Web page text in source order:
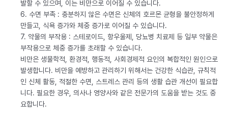
발할 수 있으며, 이는 비만으로 이어질 수 있습니다.
6. 수면 부족 : 충분하지 않은 수면은 신체의 호르몬 균형을 불안정하게
만들고, 식욕 증가와 체중 증가로 이어질 수 있습니다.
7. 약물의 부작용 : 스테로이드, 항우울제, 당뇨병 치료제 등 일부 약물은
부작용으로 체중 증가를 초래할 수 있습니다.
비만은 생물학적, 환경적, 행동적, 사회경제적 요인의 복합적인 원인으로
발생합니다. 비만을 예방하고 관리하기 위해서는 건강한 식습관, 규칙적
인 신체 활동, 적절한 수면, 스트레스 관리 등의 생활 습관 개선이 필요합
니다. 필요한 경우, 의사나 영양사와 같은 전문가의 도움을 받는 것도 중
요합니다.